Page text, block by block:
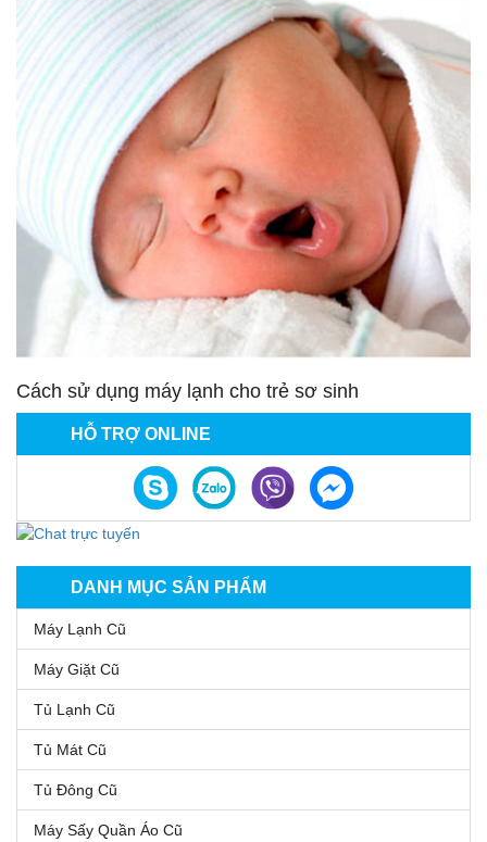
HỖ TRỢ ONLINE
DANH MỤC SẢN PHẨM
Máy Lạnh Cũ
Máy Giặt Cũ
Tủ Lạnh Cũ
Tủ Mát Cũ
Tủ Đông Cũ
Máy Sấy Quần Áo Cũ
Cách sử dụng máy lạnh cho trẻ sơ sinh